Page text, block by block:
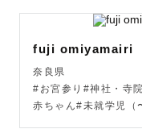
写真は、幸せを閉じ
を作り出すこともでき
『写真』とは思い出
いでしょうか。
fuji omiyamairi
奈良県
#お宮参り#神社・寺
赤ちゃん#未就学児（